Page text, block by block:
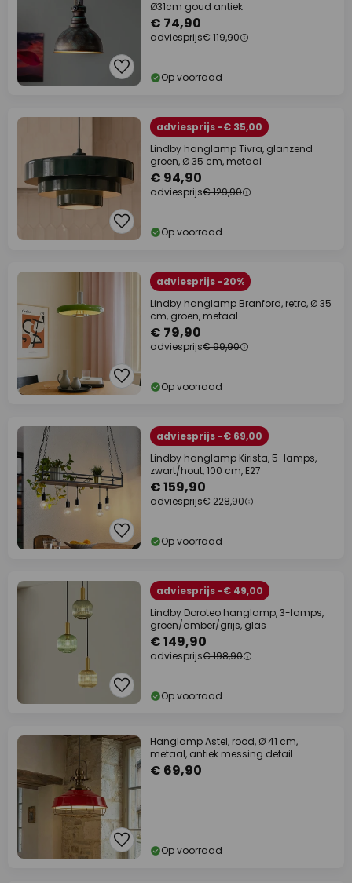
Ø31cm goud antiek
€ 74,90
adviesprijs€ 119,90
Op voorraad
adviesprijs -€ 35,00
Lindby hanglamp Tivra, glanzend
groen, Ø 35 cm, metaal
€ 94,90
adviesprijs€ 129,90
Op voorraad
adviesprijs -20%
Lindby hanglamp Branford, retro, Ø 35
cm, groen, metaal
€ 79,90
adviesprijs€ 99,90
Op voorraad
adviesprijs -€ 69,00
Lindby hanglamp Kirista, 5-lamps,
zwart/hout, 100 cm, E27
€ 159,90
adviesprijs€ 228,90
Op voorraad
adviesprijs -€ 49,00
Lindby Doroteo hanglamp, 3-lamps,
groen/amber/grijs, glas
€ 149,90
adviesprijs€ 198,90
Op voorraad
Hanglamp Astel, rood, Ø 41 cm,
metaal, antiek messing detail
€ 69,90
Op voorraad